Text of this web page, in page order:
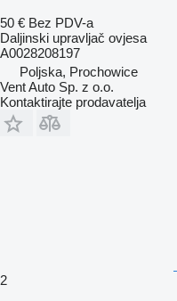
50 € Bez PDV-a
Daljinski upravljač ovjesa
A0028208197
Poljska, Prochowice
Vent Auto Sp. z o.o.
Kontaktirajte prodavatelja
2